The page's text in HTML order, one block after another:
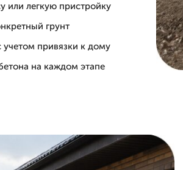
или легкую пристройку
грунт
привязки к дому
на каждом этапе